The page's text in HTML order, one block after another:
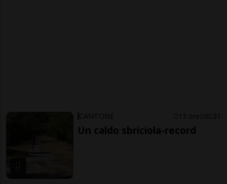
CANTONE 13 ore 6 31
Un caldo sbriciola-record